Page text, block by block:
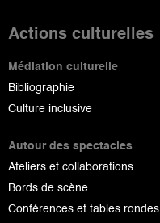
Actions culturelles
Médiation culturelle
Bibliographie
Culture inclusive
Autour des spectacles
Ateliers et collaborations
Bords de scène
Conférences et tables rondes